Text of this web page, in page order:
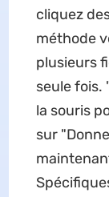
cliquez
méthode
plusieurs
seule fois.
la souris
sur